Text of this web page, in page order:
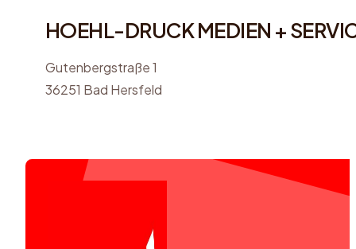
HOEHL-DRUCK MEDIEN +
Gutenbergstraße 1
36251 Bad Hersfeld